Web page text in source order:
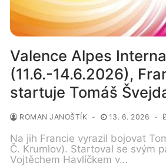
Valence Alpes
(11.6.-14.6.2026),
startuje Tomáš
ROMAN JANOŠTÍK - 13. 6. 2026 -
Na jih Francie vyrazil bojovat
Č. Krumlov). Startoval se svým
Vojtěchem Havlíčkem v…